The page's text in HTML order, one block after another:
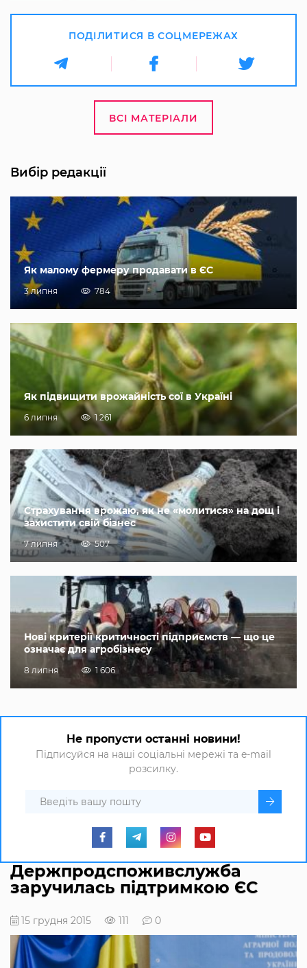
ПОДІЛИТИСЯ В СОЦМЕРЕЖАХ
ВСІ МАТЕРІАЛИ
Вибір редакції
Як малому фермеру продавати в ЄС
3 липня 784
Як підвищити врожайність сої в Україні
6 липня 1 261
Страхування врожаю, як не «молитися» на дощ і
захистити свій бізнес
7 липня 507
Нові критерії критичності підприємств — що це
означає для агробізнесу
8 липня 1 606
Не пропусти останні новини!
Підписуйся на наші соціальні мережі та e-mail
розсилку.
Держпродспоживслужба
заручилась підтримкою ЄС
15 грудня 2015 111 0